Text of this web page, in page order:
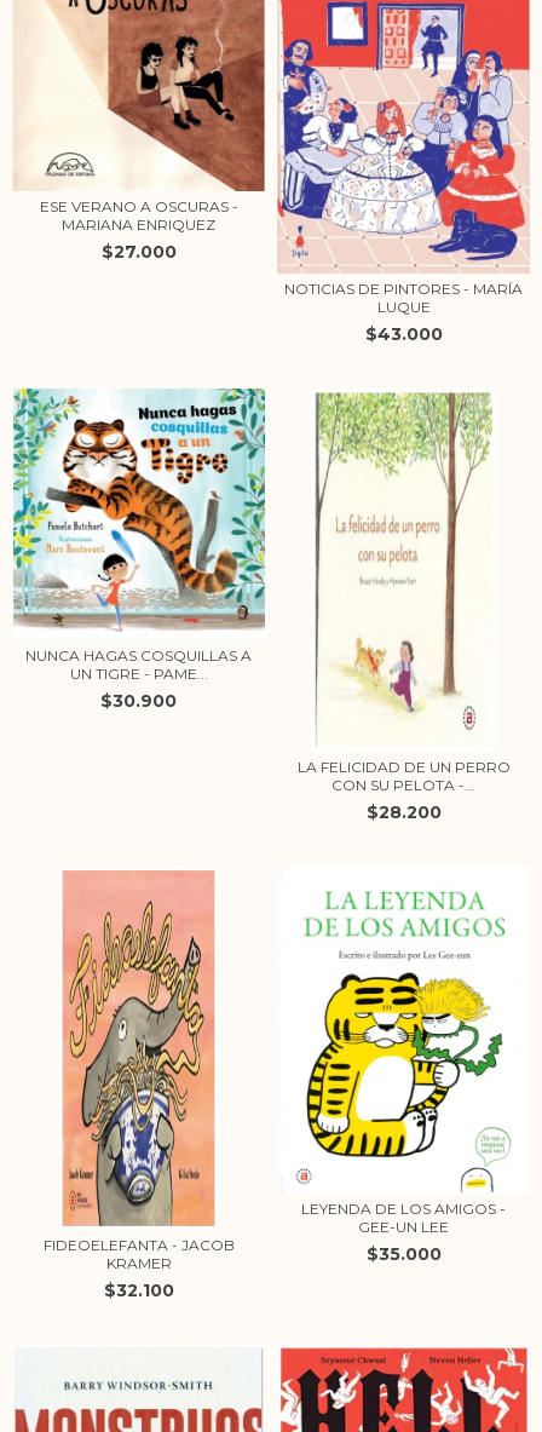
ESE VERANO A OSCURAS -
MARIANA ENRIQUEZ
$27.000
NOTICIAS DE PINTORES - MARÍA
LUQUE
$43.000
NUNCA HAGAS COSQUILLAS A
UN TIGRE - PAME...
$30.900
LA FELICIDAD DE UN PERRO
CON SU PELOTA -...
$28.200
FIDEOELEFANTA - JACOB
KRAMER
$32.100
LEYENDA DE LOS AMIGOS -
GEE-UN LEE
$35.000